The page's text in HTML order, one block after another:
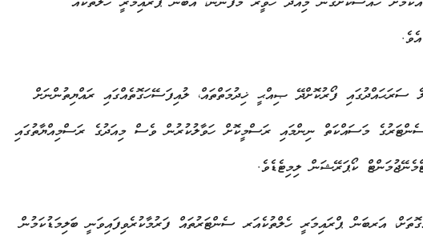
ފޯރުކޮށްދޭ ޞިއްޙީ ޚިދުމަތްތައް، ލުއިފަސޭހަގޮތެއްގައި ރައްޔިތުންނަށް
މަސައްކަތް ނިންމައި ރަސްމީކޮށް ހަވާލުކުރުން ވެސް މިއަދުގެ ރަސްމިއްޔާތުގައި
ކޯޕަރޭޝަން ލިމިޓެޑެވެ.
އަރބަން ޕްރައިމަރީ ހެލްތުކެއަރ ސެންޓަރުތައް ފަރުމާކުރެވިފައިވަނީ ބަލިމަޑުކަމުން